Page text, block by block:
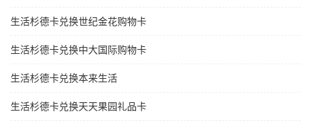
生活杉德卡兑换世纪金花购物卡
生活杉德卡兑换中大国际购物卡
生活杉德卡兑换本来生活
生活杉德卡兑换天天果园礼品卡